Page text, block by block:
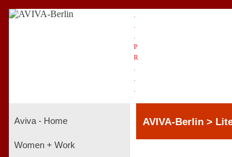
P
R
Aviva - Home
Women + Work
AVIVA-Berlin >